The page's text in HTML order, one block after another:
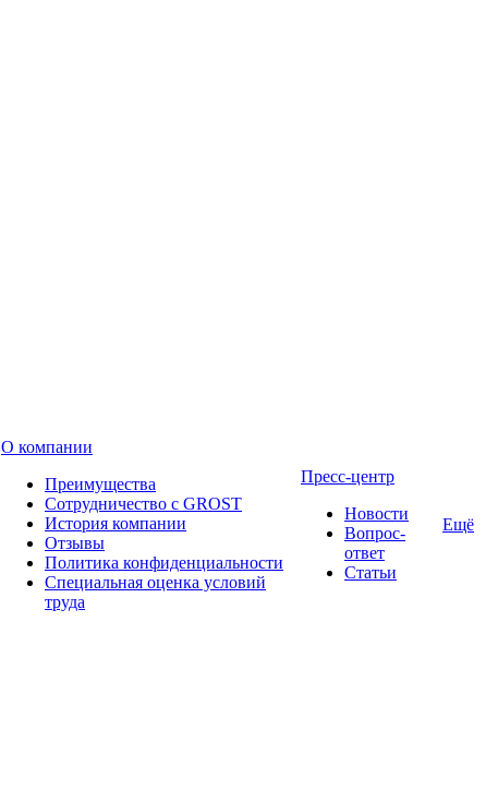
О компании
Преимущества
Сотрудничество с GROST
История компании
Отзывы
Политика конфиденциальности
Специальная оценка условий
труда
Пресс-центр
Новости
Вопрос-
ответ
Статьи
Ещё